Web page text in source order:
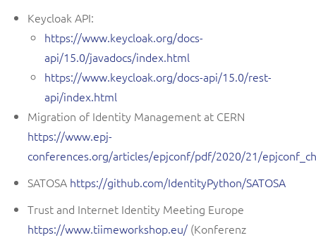
Keycloak API:
https://www.keycloak.org/docs-
api/15.0/javadocs/index.html
https://www.keycloak.org/docs-api/15.0/rest-
api/index.html
Migration of Identity Management at CERN
https://www.epj-
conferences.org/articles/epjconf/pdf/2020/21/
SATOSA https://github.com/IdentityPython/SATOSA
Trust and Internet Identity Meeting Europe
https://www.tiimeworkshop.eu/ (Konferenz